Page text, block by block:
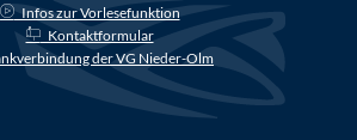
Infos zur Vorlesefunktion
Kontaktformular
der VG Nieder-Olm